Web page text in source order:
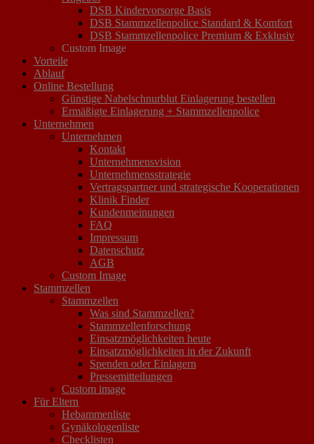
DSB Kindervorsorge Basis
DSB Stammzellenpolice Standard & Komfort
DSB Stammzellenpolice Premium & Exklusiv
Custom Image
Vorteile
Ablauf
Online Bestellung
Günstige Nabelschnurblut Einlagerung bestellen
Ermäßigte Einlagerung + Stammzellenpolice
Unternehmen
Unternehmen
Kontakt
Unternehmensvision
Unternehmensstrategie
Vertragspartner und strategische Kooperationen
Klinik Finder
Kundenmeinungen
FAQ
Impressum
Datenschutz
AGB
Custom Image
Stammzellen
Stammzellen
Was sind Stammzellen?
Stammzellenforschung
Einsatzmöglichkeiten heute
Einsatzmöglichkeiten in der Zukunft
Spenden oder Einlagern
Pressemitteilungen
Custom image
Für Eltern
Hebammenliste
Gynäkologenliste
Checklisten